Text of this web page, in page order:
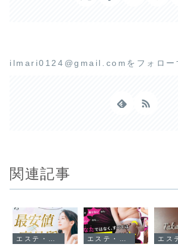
ilmari0124@gmail.comをフォロー
関連記事